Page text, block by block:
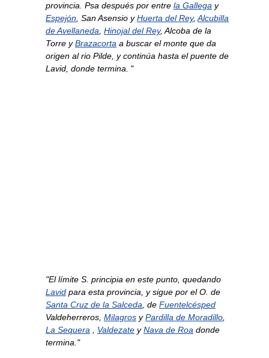
provincia. Psa después por entre la Gallega y
Espejón , San Asensio yHuerta del Rey, Alcubilla
de Avellaneda Hinojal del Rey, Alcoba de la
Torre yBrazacorta a buscar el monte que da
origen al rio Pilde, y continúa hasta el puente de
Lavid, donde termina. "
"El límite S. principia en este punto, quedando
Lavid para esta provincia, y sigue por el O. de
Santa Cruz de la Salceda , de Fuentelcésped
Valdeherreros, Milagros yPardilla de Moradillo
La Sequera
Valdezate yNava de Roa donde
termina."